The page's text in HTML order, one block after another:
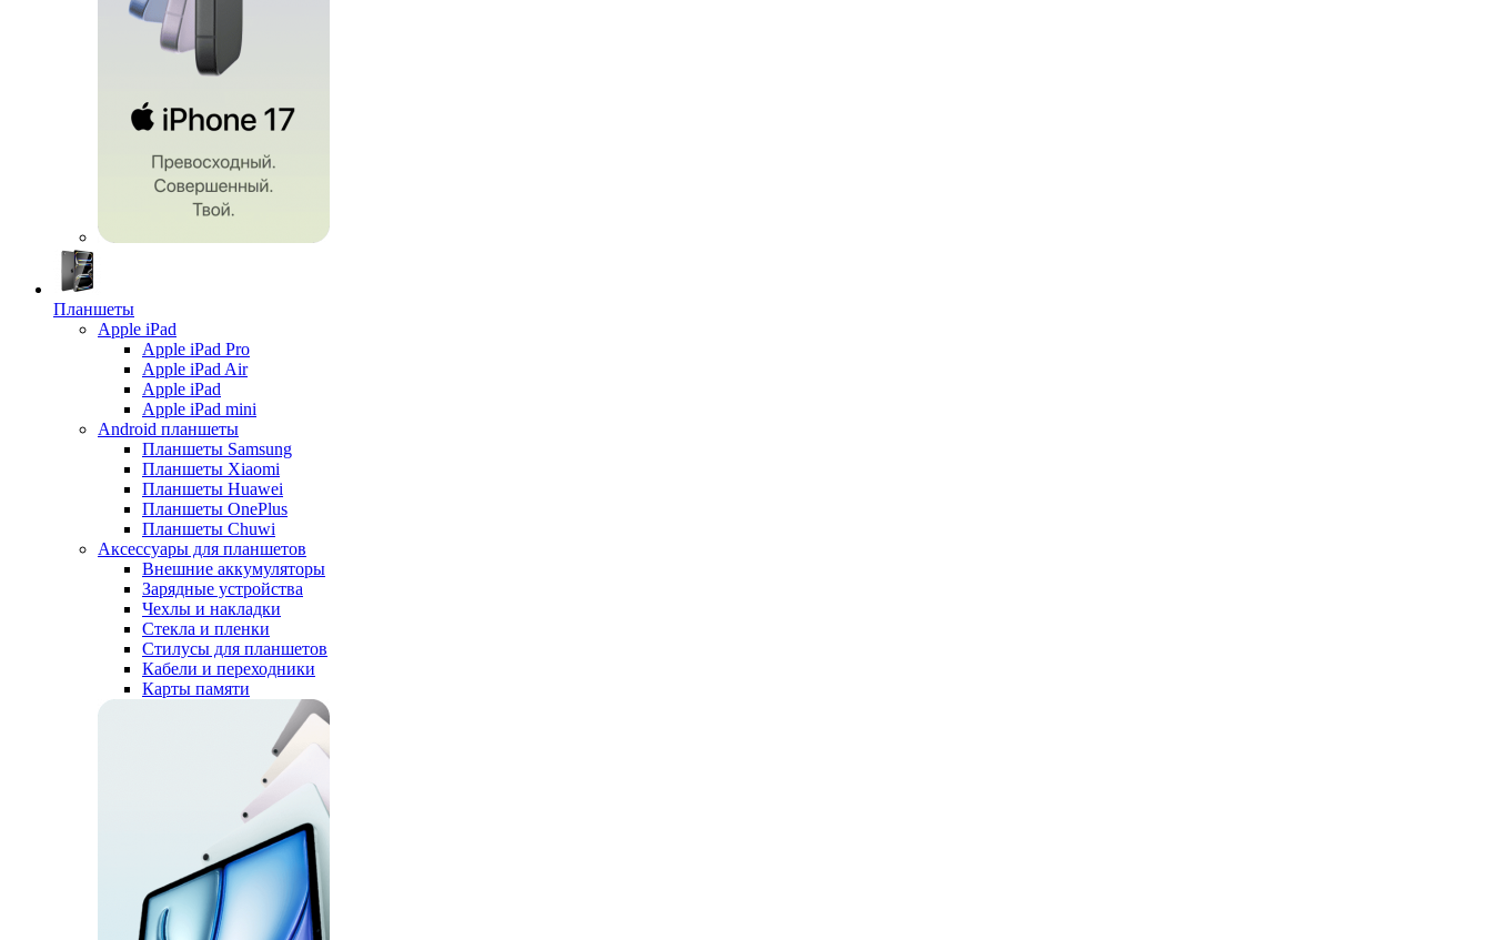
Планшеты
Apple iPad
Apple iPad Pro
Apple iPad Air
Apple iPad
Apple iPad mini
Android планшеты
Планшеты Samsung
Планшеты Xiaomi
Планшеты Huawei
Планшеты OnePlus
Планшеты Chuwi
Аксессуары для планшетов
Внешние аккумуляторы
Зарядные устройства
Чехлы и накладки
Стекла и пленки
Стилусы для планшетов
Кабели и переходники
Карты памяти